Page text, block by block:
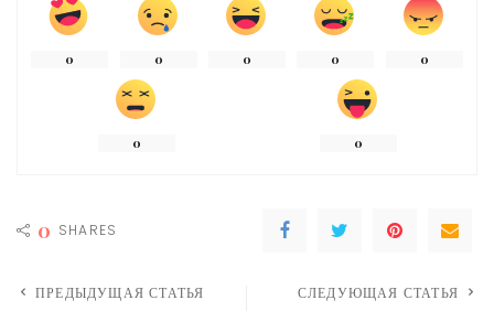
0 0 0 0 0
0 0
0 SHARES
ПРЕДЫДУЩАЯ СТАТЬЯ СЛЕДУЮЩАЯ СТАТЬЯ